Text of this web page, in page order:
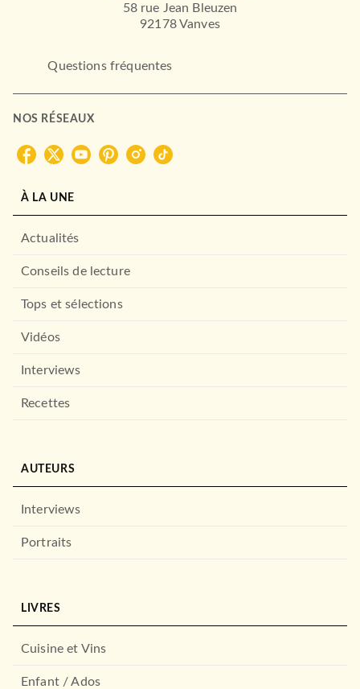
Voltaire
58 rue Jean Bleuzen
92178 Vanves
Questions fréquentes
NOS RÉSEAUX
À LA UNE
Actualités
Conseils de lecture
Tops et sélections
Vidéos
Interviews
Recettes
AUTEURS
Interviews
Portraits
LIVRES
Cuisine et Vins
Enfant / Ados